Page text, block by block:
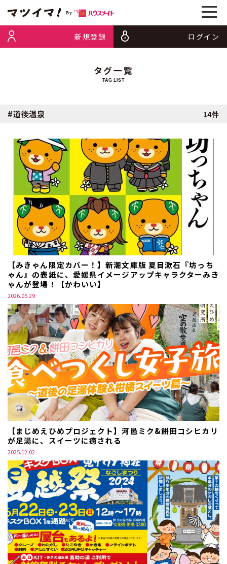
新規登録 ログイン
タグ一覧
TAG LIST
#道後温泉 14件
【みきゃん限定カバー！】新潮文庫版 夏目漱石『坊っち
ゃん』の表紙に、愛媛県イメージアップキャラクターみき
ゃんが登場！【かわいい】
2026.05.29
【まじめえひめプロジェクト】河邑ミク&餅田コシヒカリ
が足湯に、スイーツに癒される
2025.12.02